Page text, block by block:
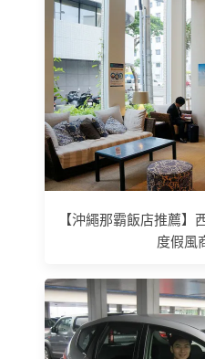
【沖繩那霸飯店推薦】
度假風